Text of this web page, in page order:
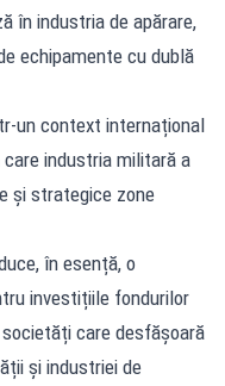
în industria de apărare,
echipamente cu dublă
un context internațional
industria militară a
și strategice zone
în esență, o
investițiile fondurilor
care desfășoară
și industriei de